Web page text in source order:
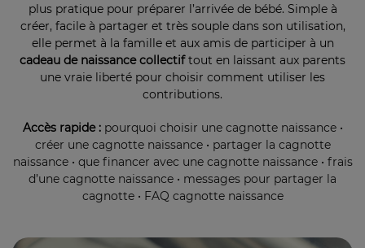
plus pratique pour préparer l’arrivée de bébé. Simple à
créer, facile à partager et très souple dans son utilisation,
elle permet à la famille et aux amis de participer à un
cadeau de naissance collectiftout en laissant aux parents
une vraie liberté pour choisir comment utiliser les
contributions.
Accès rapide : pourquoi choisir une cagnotte naissance•
créer une cagnotte naissance• partager la cagnotte
naissance• que financer avec une cagnotte naissance• frais
d’une cagnotte naissance • messages pour partager la
cagnotte• FAQ cagnotte naissance